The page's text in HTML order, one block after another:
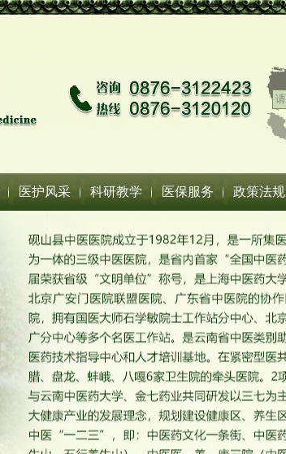
医护风采 科研教学 医保服务 政策法规